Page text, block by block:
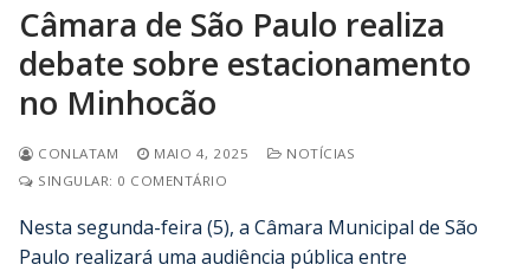
Câmara de São Paulo realiza
debate sobre estacionamento
no Minhocão
CONLATAM MAIO 4, 2025
NOTÍCIAS
SINGULAR: 0 COMENTÁRIO
Nesta segunda-feira (5), a Câmara Municipal de São
Paulo realizará uma audiência pública entre